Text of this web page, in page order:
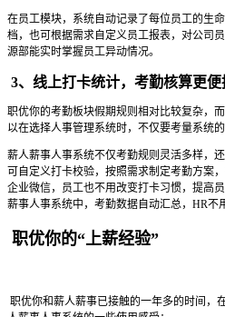
在员工模块，系统自动记录了每位员工的生
档，也可根据需求自定义员工报表，对公司
源部能实时掌握员工异动情况。
3、线上打卡统计，考勤核算更便
职优你的考勤板块假期规则相对比较复杂，
以在选择人事管理系统时，不仅要考量系统
薪人薪事人事系统不仅考勤规则灵活多样，
可自定义打卡校验，按照需求制定考勤方案
企业微信，员工也不用改变打卡习惯，提高
薪事人事系统中，考勤数据自动汇总，HR不
职优你的“上薪经验”
职优你和薪人薪事已接触的一年多的时间，